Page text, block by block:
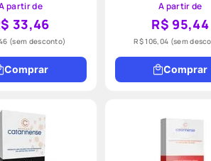
partir de
33,46
(sem desconto)
Comprar
A partir de
R$ 95,44
R$ 106,04 (sem
Comprar